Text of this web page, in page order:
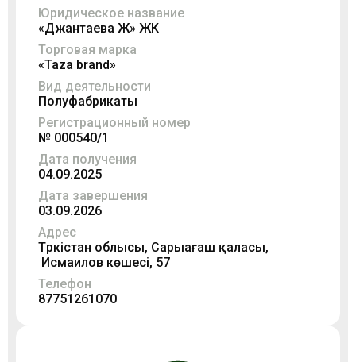
Юридическое название
«Джантаева Ж» ЖК
Торговая марка
«Taza brаnd»
Вид деятельности
Полуфабрикаты
Регистрационный номер
№ 000540/1
Дата получения
04.09.2025
Дата завершения
03.09.2026
Адрес
Түркістан облысы, Сарыағаш қаласы,
Исмаилов көшесі, 57
Телефон
87751261070